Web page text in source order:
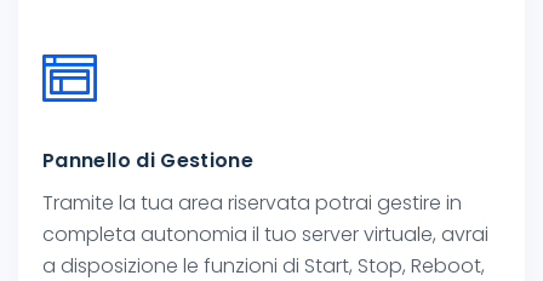
Pannello di Gestione
Tramite la tua area riservata potrai gestire in
completa autonomia il tuo server virtuale, avrai
a disposizione le funzioni di Start, Stop, Reboot,
Parla con noi​